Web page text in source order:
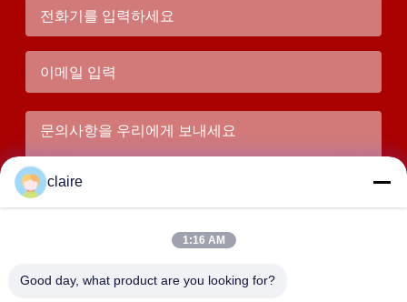
claire
1:16 AM
Good day, what product are you looking for?